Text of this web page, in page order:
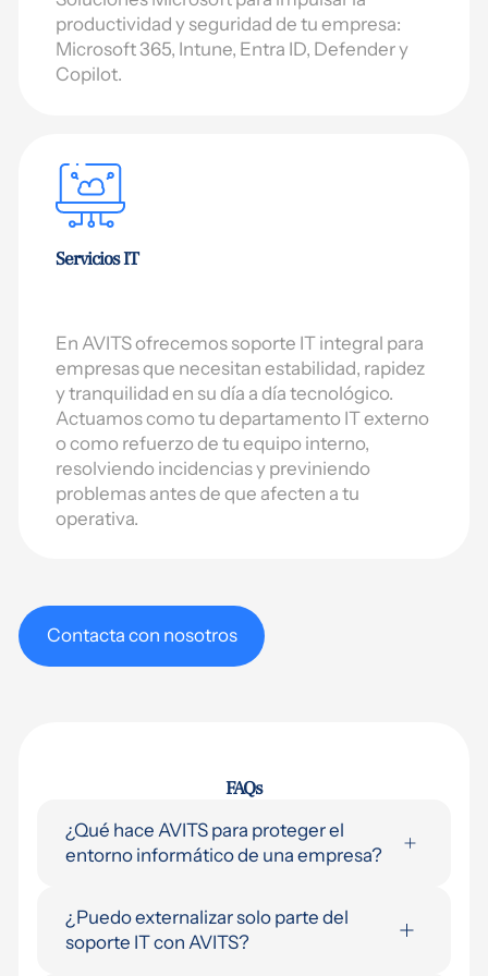
productividad y seguridad de tu empresa:
Microsoft 365, Intune, Entra ID, Defender y
Copilot.
Servicios IT
En AVITS ofrecemos soporte IT integral para
empresas que necesitan estabilidad, rapidez
y tranquilidad en su día a día tecnológico.
Actuamos como tu departamento IT externo
o como refuerzo de tu equipo interno,
resolviendo incidencias y previniendo
problemas antes de que afecten a tu
operativa.
Contacta con nosotros
FAQs
¿Qué hace AVITS para proteger el
entorno informático de una empresa?
completa: protección activa de endpoints,
políticas de acceso condicional,
¿Puedo externalizar solo parte del
soporte IT con AVITS?